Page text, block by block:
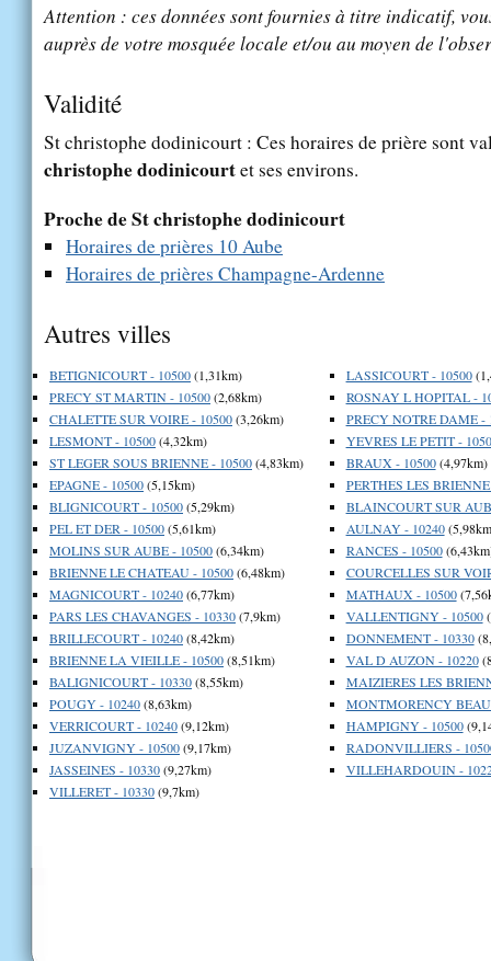
Attention : ces données sont fournies à titre indicatif,
auprès de votre mosquée locale et/ou au moyen de
Validité
St christophe dodinicourt : Ces horaires de prière sont
christophe dodinicourtet ses environs.
Proche de St christophe dodinicourt
Horaires de prières 10 Aube
Horaires de prières Champagne-Ardenne
Autres villes
BETIGNICOURT - 10500(1,31km)
PRECY ST MARTIN - 10500(2,68km)
CHALETTE SUR VOIRE - 10500(3,26km)
LESMONT - 10500(4,32km)
ST LEGER SOUS BRIENNE - 10500(4,83km)
EPAGNE - 10500(5,15km)
BLIGNICOURT - 10500(5,29km)
PEL ET DER - 10500(5,61km)
MOLINS SUR AUBE - 10500(6,34km)
BRIENNE LE CHATEAU - 10500(6,48km)
MAGNICOURT - 10240(6,77km)
PARS LES CHAVANGES - 10330(7,9km)
BRILLECOURT - 10240(8,42km)
BRIENNE LA VIEILLE - 10500(8,51km)
BALIGNICOURT - 10330(8,55km)
POUGY - 10240(8,63km)
VERRICOURT - 10240(9,12km)
JUZANVIGNY - 10500(9,17km)
JASSEINES - 10330(9,27km)
VILLERET - 10330(9,7km)
LASSICOURT - 10500
ROSNAY L HOPITAL -
PRECY NOTRE DAME -
YEVRES LE PETIT -
BRAUX - 10500(4,97km)
PERTHES LES
BLAINCOURT SUR
AULNAY - 10240
RANCES - 10500
COURCELLES SUR
MATHAUX - 10500
VALLENTIGNY - 10500
DONNEMENT - 10330
VAL D AUZON - 10220
MAIZIERES LES
MONTMORENCY
HAMPIGNY - 10500
RADONVILLIERS -
VILLEHARDOUIN -